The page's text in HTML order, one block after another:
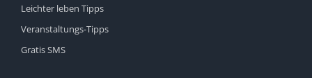
Leichter leben Tipps
Veranstaltungs-Tipps
Gratis SMS